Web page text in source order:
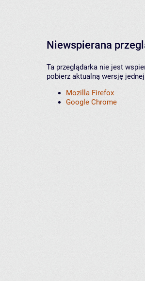
Niewspierana
Ta przeglądarka nie jest
pobierz aktualną wersję
Mozilla Firefox
Google Chrome